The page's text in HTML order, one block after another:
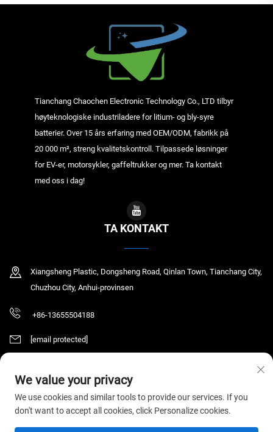
Tianchang Chaochen Electronic Technology Co., LTD tilbyr
høyteknologiske industriladere for litium- og bly-syre
batterier. Over 15 års erfaring med OEM/ODM, fabrikk på
20 000 m², streng kvalitetskontroll. Tilpassede løsninger
for EV-er, motorsykler, gaffeltrukker og mer. Ta kontakt
med oss i dag!
TA KONTAKT
Xiangsheng Plastic, Dongsheng Road, Qinlan Town, Tianchang City,
Chuzhou City, Anhui-provinsen
+86-13655504188
[email protected]
Copyright © 2026 Tianchang Chaochen Electronic Technology Co., LTD. Alle
rettigheter reservert. Personvernerklæring
We value your privacy
We use cookies and similar tools to provide our services. If you
don't want to accept all cookies, click Personalize cookies.